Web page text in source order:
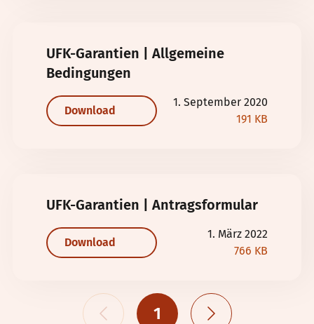
UFK-Garantien | Allgemeine
Bedingungen
Download
1. September 2020
191 KB
UFK-Garantien | Antragsformular
Download
1. März 2022
766 KB
1